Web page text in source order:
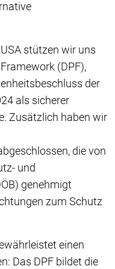
stützen wir uns
(DPF),
der
als sicherer
Zusätzlich haben wir
die von
und
genehmigt
zum Schutz
einen
Das DPF bildet die